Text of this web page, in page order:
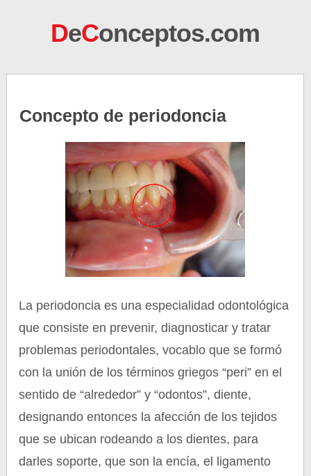
DeConceptos.com
Concepto de periodoncia
La periodoncia es una especialidad odontológica
que consiste en prevenir, diagnosticar y tratar
problemas periodontales, vocablo que se formó
con la unión de los términos griegos “peri” en el
sentido de “alrededor” y “odontos”, diente,
designando entonces la afección de los tejidos
que se ubican rodeando a los dientes, para
darles soporte, que son la encía, el ligamento